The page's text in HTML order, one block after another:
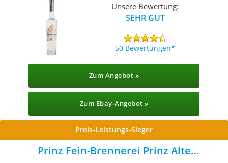
Unsere Bewertung:
SEHR GUT
50 Bewertungen
Zum Angebot »
Zum Ebay-Angebot »
Preis-Leistungs-Sieger
Prinz Fein-Brennerei Prinz Alte